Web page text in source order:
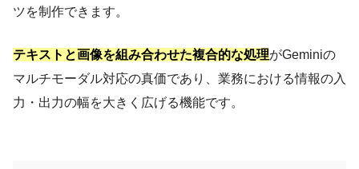
ツを制作できます。
テキストと画像を組み合わせた複合的な処理がGeminiの
マルチモーダル対応の真価であり、業務における情報の入
力・出力の幅を大きく広げる機能です。